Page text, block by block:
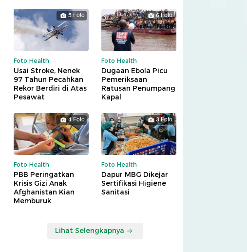
5 Foto
Foto Health
Usai Stroke, Nenek
97 Tahun Pecahkan
Rekor Berdiri di Atas
Pesawat
6 Foto
Foto Health
Dugaan Ebola Picu
Pemeriksaan
Ratusan Penumpang
Kapal
4 Foto
Foto Health
PBB Peringatkan
Krisis Gizi Anak
Afghanistan Kian
Memburuk
3 Foto
Foto Health
Dapur MBG Dikejar
Sertifikasi Higiene
Sanitasi
Lihat Selengkapnya